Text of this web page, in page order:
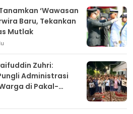
‘Wawasan
Baru, Tekankan
Mutlak
Zuhri:
Administrasi
di Pakal-